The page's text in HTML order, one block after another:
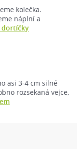
kolečka.
náplní a
dortíčky
asi 3-4 cm silné
rozsekaná vejce,